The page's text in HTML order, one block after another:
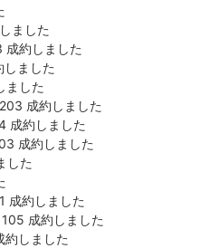
ました
約しました
ました
ました
成約しました
成約しました
成約しました
した
成約しました
成約しました
しました